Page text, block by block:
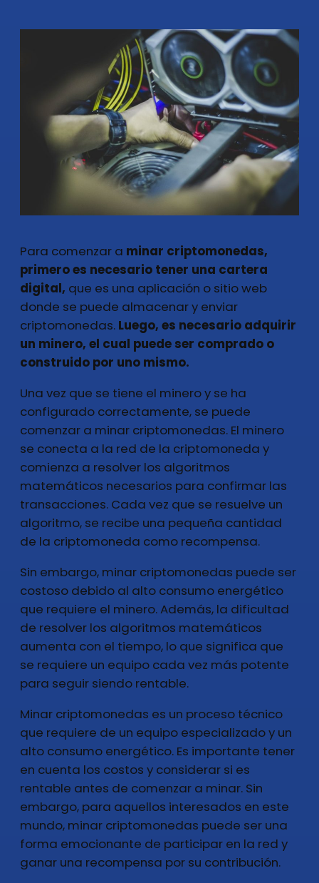
Para comenzar a minar criptomonedas,
primero es necesario tener una cartera
digital, que es una aplicación o sitio web
donde se puede almacenar y enviar
criptomonedas. Luego, es necesario adquirir
un minero, el cual puede ser comprado o
construido por uno mismo.
Una vez que se tiene el minero y se ha
configurado correctamente, se puede
comenzar a minar criptomonedas. El minero
se conecta a la red de la criptomoneda y
comienza a resolver los algoritmos
matemáticos necesarios para confirmar las
transacciones. Cada vez que se resuelve un
algoritmo, se recibe una pequeña cantidad
de la criptomoneda como recompensa.
Sin embargo, minar criptomonedas puede ser
costoso debido al alto consumo energético
que requiere el minero. Además, la dificultad
de resolver los algoritmos matemáticos
aumenta con el tiempo, lo que significa que
se requiere un equipo cada vez más potente
para seguir siendo rentable.
Minar criptomonedas es un proceso técnico
que requiere de un equipo especializado y un
alto consumo energético. Es importante tener
en cuenta los costos y considerar si es
rentable antes de comenzar a minar. Sin
embargo, para aquellos interesados en este
mundo, minar criptomonedas puede ser una
forma emocionante de participar en la red y
ganar una recompensa por su contribución.